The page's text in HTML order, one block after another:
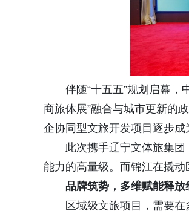
伴随“十五五”规划启幕
商旅体展”融合与城市更新的
企协同型文旅开发项目逐步成
此次携手辽宁文体旅集
能力的高量级。而锦江在撬动
品牌筑势，多维赋能释放
区域级文旅项目，需要